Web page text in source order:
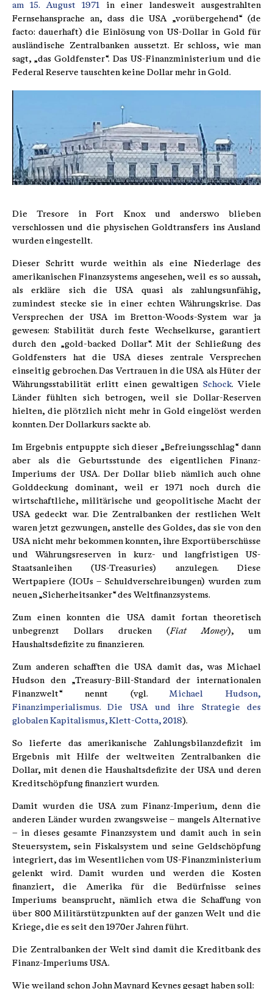
am 15. August 1971 in einer landesweit ausgestrahlten
Fernsehansprache an, dass die USA „vorübergehend“ (de
facto: dauerhaft) die Einlösung von US-Dollar in Gold für
ausländische Zentralbanken aussetzt. Er schloss, wie man
sagt, „das Goldfenster“. Das US-Finanzministerium und die
Federal Reserve tauschten keine Dollar mehr in Gold.
Die Tresore in Fort Knox und anderswo blieben
verschlossen und die physischen Goldtransfers ins Ausland
wurden eingestellt.
Dieser Schritt wurde weithin als eine Niederlage des
amerikanischen Finanzsystems angesehen, weil es so aussah,
als erkläre sich die USA quasi als zahlungsunfähig,
zumindest stecke sie in einer echten Währungskrise. Das
Versprechen der USA im Bretton-Woods-System war ja
gewesen: Stabilität durch feste Wechselkurse, garantiert
durch den „gold-backed Dollar“. Mit der Schließung des
Goldfensters hat die USA dieses zentrale Versprechen
einseitig gebrochen. Das Vertrauen in die USA als Hüter der
Währungsstabilität erlitt einen gewaltigen Schock. Viele
Länder fühlten sich betrogen, weil sie Dollar-Reserven
hielten, die plötzlich nicht mehr in Gold eingelöst werden
konnten. Der Dollarkurs sackte ab.
Im Ergebnis entpuppte sich dieser „Befreiungsschlag“ dann
aber als die Geburtsstunde des eigentlichen Finanz-
Imperiums der USA. Der Dollar blieb nämlich auch ohne
Golddeckung dominant, weil er 1971 noch durch die
wirtschaftliche, militärische und geopolitische Macht der
USA gedeckt war. Die Zentralbanken der restlichen Welt
waren jetzt gezwungen, anstelle des Goldes, das sie von den
USA nicht mehr bekommen konnten, ihre Exportüberschüsse
und Währungsreserven in kurz- und langfristigen US-
Staatsanleihen (US-Treasuries) anzulegen. Diese
Wertpapiere (IOUs – Schuldverschreibungen) wurden zum
neuen „Sicherheitsanker“ des Weltfinanzsystems.
Zum einen konnten die USA damit fortan theoretisch
unbegrenzt Dollars drucken (Fiat Money), um
Haushaltsdefizite zu finanzieren.
Zum anderen schafften die USA damit das, was Michael
Hudson den „Treasury-Bill-Standard der internationalen
Finanzwelt“ nennt (vgl.Michael Hudson,
Finanzimperialismus. Die USA und ihre Strategie des
globalen Kapitalismus, Klett-Cotta, 2018).
So lieferte das amerikanische Zahlungsbilanzdefizit im
Ergebnis mit Hilfe der weltweiten Zentralbanken die
Dollar, mit denen die Haushaltsdefizite der USA und deren
Kreditschöpfung finanziert wurden.
Damit wurden die USA zum Finanz-Imperium, denn die
anderen Länder wurden zwangsweise – mangels Alternative
– in dieses gesamte Finanzsystem und damit auch in sein
Steuersystem, sein Fiskalsystem und seine Geldschöpfung
integriert, das im Wesentlichen vom US-Finanzministerium
gelenkt wird. Damit wurden und werden die Kosten
finanziert, die Amerika für die Bedürfnisse seines
Imperiums beansprucht, nämlich etwa die Schaffung von
über 800 Militärstützpunkten auf der ganzen Welt und die
Kriege, die es seit den 1970er Jahren führt.
Die Zentralbanken der Welt sind damit die Kreditbank des
Finanz-Imperiums USA.
Wie weiland schon John Maynard Keynes gesagt haben soll: